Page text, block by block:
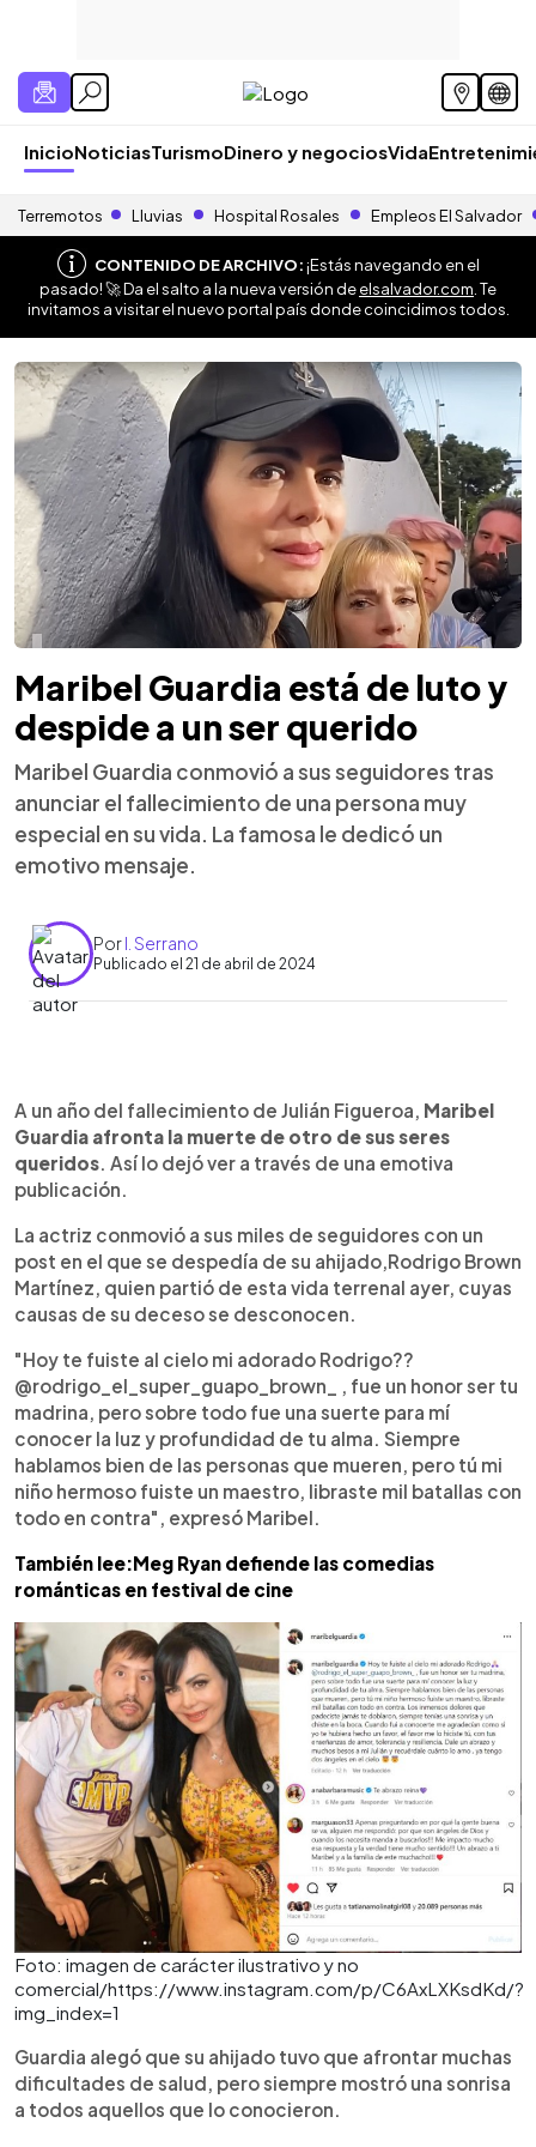
InicioNoticiasTurismoDinero y negociosVida
Terremotos Lluvias Hospital Rosales Empleos El Salvador
CONTENIDO DE ARCHIVO:¡Estás navegando en el
pasado! 🚀 Da el salto a la nueva versión deelsalvador.com . Te
invitamos a visitar el nuevo portal país donde coincidimos todos.
Maribel Guardia está de luto y
despide a un ser querido
Maribel Guardia conmovió a sus seguidores tras
anunciar el fallecimiento de una persona muy
especial en su vida. La famosa le dedicó un
emotivo mensaje.
PorI. Serrano
Publicado el 21 de abril de 2024
► Escuchar artículo
A un año del fallecimiento de Julián Figueroa, Maribel
Guardia afronta la muerte de otro de sus seres
queridos . Así lo dejó ver a través de una emotiva
publicación.
La actriz conmovió a sus miles de seguidores con un
post en el que se despedía de su ahijado,Rodrigo Brown
Martínez, quien partió de esta vida terrenal ayer, cuyas
causas de su deceso se desconocen.
"Hoy te fuiste al cielo mi adorado Rodrigo??
@rodrigo_el_super_guapo_brown_ , fue un honor ser tu
madrina, pero sobre todo fue una suerte para mí
conocer la luz y profundidad de tu alma. Siempre
hablamos bien de las personas que mueren, pero tú mi
niño hermoso fuiste un maestro, libraste mil batallas con
todo en contra", expresó Maribel.
También lee:Meg Ryan defiende las comedias
románticas en festival de cine
Foto: imagen de carácter ilustrativo y no
comercial/https://www.instagram.com/p/C6AxLXKsdKd/?
img_index=1
Guardia alegó que su ahijado tuvo que afrontar muchas
dificultades de salud, pero siempre mostró una sonrisa
a todos aquellos que lo conocieron.